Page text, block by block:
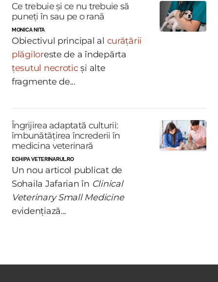
Ce trebuie și ce nu trebuie să
puneți în sau pe o rană
MONICA NITA
Obiectivul principal al curățării
plăgiloreste de a îndepărta
țesutul necroticși alte
fragmente de...
Îngrijirea adaptată culturii:
îmbunătățirea încrederii în
medicina veterinară
ECHIPA VETERINARUL.RO
Un nou articol publicat de
Sohaila Jafarian în Clinical
Veterinary Small Medicine
evidențiază...